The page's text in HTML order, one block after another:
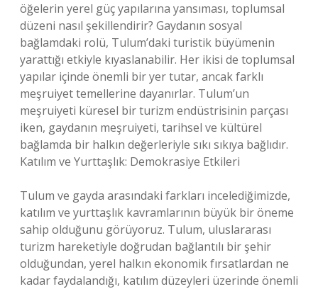
öğelerin yerel güç yapılarına yansıması, toplumsal
düzeni nasıl şekillendirir? Gaydanın sosyal
bağlamdaki rolü, Tulum’daki turistik büyümenin
yarattığı etkiyle kıyaslanabilir. Her ikisi de toplumsal
yapılar içinde önemli bir yer tutar, ancak farklı
meşruiyet temellerine dayanırlar. Tulum’un
meşruiyeti küresel bir turizm endüstrisinin parçası
iken, gaydanın meşruiyeti, tarihsel ve kültürel
bağlamda bir halkın değerleriyle sıkı sıkıya bağlıdır.
Katılım ve Yurttaşlık: Demokrasiye Etkileri
Tulum ve gayda arasındaki farkları incelediğimizde,
katılım ve yurttaşlık kavramlarının büyük bir öneme
sahip olduğunu görüyoruz. Tulum, uluslararası
turizm hareketiyle doğrudan bağlantılı bir şehir
olduğundan, yerel halkın ekonomik fırsatlardan ne
kadar faydalandığı, katılım düzeyleri üzerinde önemli